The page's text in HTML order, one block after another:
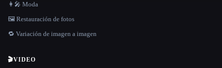
👩‍🎤 Moda
🖼️ Restauración de fotos
🔁 Variación de imagen a imagen
🎬VIDEO